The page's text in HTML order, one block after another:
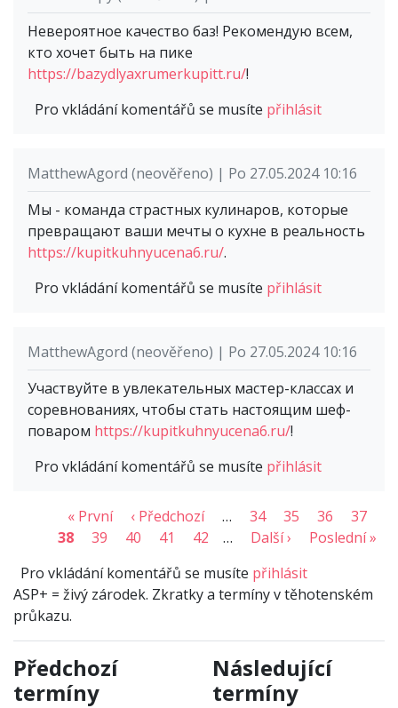
Невероятное качество баз! Рекомендую всем,
кто хочет быть на пике
https://bazydlyaxrumerkupitt.ru/!
Pro vkládání komentářů se musíte přihlásit
MatthewAgord (neověřeno) | Po 27.05.2024 10:16
Мы - команда страстных кулинаров, которые
превращают ваши мечты о кухне в реальность
https://kupitkuhnyucena6.ru/.
Pro vkládání komentářů se musíte přihlásit
MatthewAgord (neověřeno) | Po 27.05.2024 10:16
Участвуйте в увлекательных мастер-классах и
соревнованиях, чтобы стать настоящим шеф-
поваром https://kupitkuhnyucena6.ru/!
Pro vkládání komentářů se musíte přihlásit
« První ‹ Předchozí … 34 35 36
37
38
39 40 41 42 … Další ›
Poslední »
Pro vkládání komentářů se musíte přihlásit
ASP+ = živý zárodek. Zkratky a termíny v těhotenském
průkazu.
Předchozí
termíny
Následující
termíny